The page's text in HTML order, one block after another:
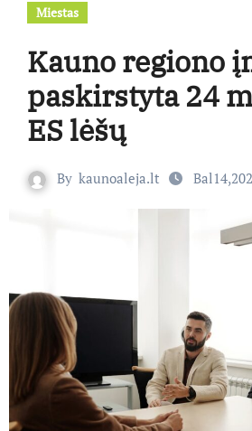
Miestas
Kauno regiono
paskirstyta 24
ES lėšų
By kaunoaleja.lt